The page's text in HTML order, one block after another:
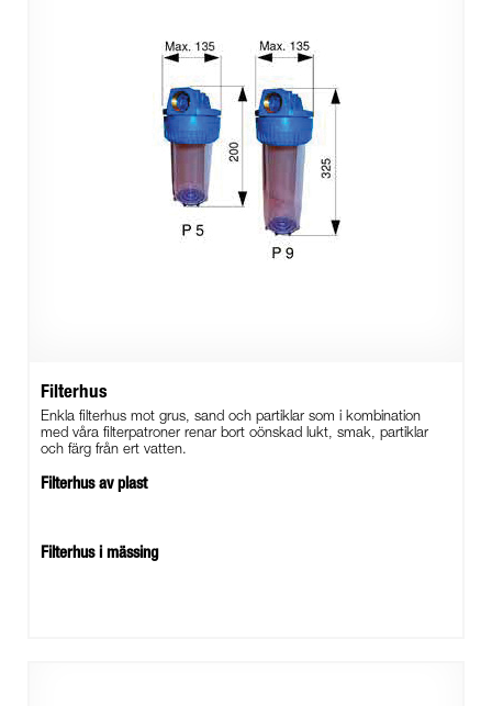
Filterhus
Enkla filterhus mot grus, sand och partiklar som i kombination
med våra filterpatroner renar bort oönskad lukt, smak, partiklar
och färg från ert vatten.
Filterhus av plast
Filterhus i mässing